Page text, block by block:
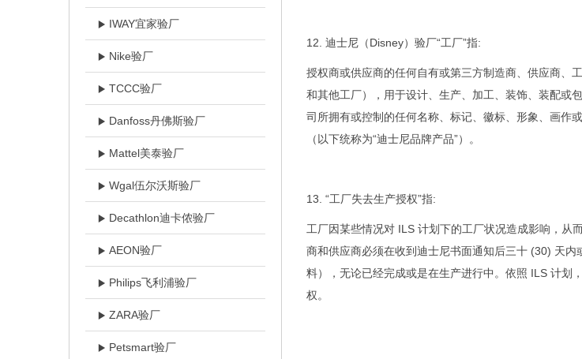
IWAY宜家验厂
Nike验厂
TCCC验厂
Danfoss丹佛斯验厂
Mattel美泰验厂
Wgal伍尔沃斯验厂
Decathlon迪卡侬验厂
AEON验厂
Philips飞利浦验厂
ZARA验厂
Petsmart验厂
12. 迪士尼 （Disney） 验厂“工厂”指:
授权商或供应商的任何自有或第三方制造商、供应商、
和其他工厂），用于设计、生产、加工、装饰、装配或
司所拥有或控制的任何名称、标记、徽标、形象、画作
（以下统称为“迪士尼品牌产品”）。
13. “工厂失去生产授权”指:
工厂因某些情况对 ILS 计划下的工厂状况造成影响，从
商和供应商必须在收到迪士尼书面通知后三十 (30) 天
料），无论已经完成或是在生产进行中。依照 ILS 计划
权。